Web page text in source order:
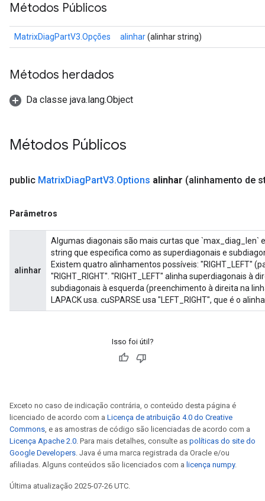
Métodos Públicos
MatrixDiagPartV3.Opções alinhar(alinhar string)
Métodos herdados
Da classe java.lang.Object
Métodos Públicos
public MatrixDiagPartV3.Options alinhar (alinhamento de
Parâmetros
alinhar
Algumas diagonais são mais curtas que `max_diag_len`
string que especifica como as superdiagonais e
Existem quatro alinhamentos possíveis: "RIGHT_LEFT"
"RIGHT_RIGHT". "RIGHT_LEFT" alinha superdiagonais à
subdiagonais à esquerda (preenchimento à direita na
LAPACK usa. cuSPARSE usa "LEFT_RIGHT", que é o
Isso foi útil?
Exceto no caso de indicação contrária, o conteúdo desta página é
licenciado de acordo com a Licença de atribuição 4.0 do Creative
Commons, e as amostras de código são licenciadas de acordo com a
Licença Apache 2.0. Para mais detalhes, consulte as políticas do site do
Google Developers. Java é uma marca registrada da Oracle e/ou
afiliadas. Alguns conteúdos são licenciados com a licença numpy.
Última atualização 2025-07-26 UTC.